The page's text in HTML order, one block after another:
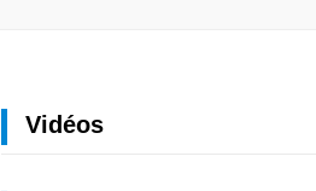
Vidéos